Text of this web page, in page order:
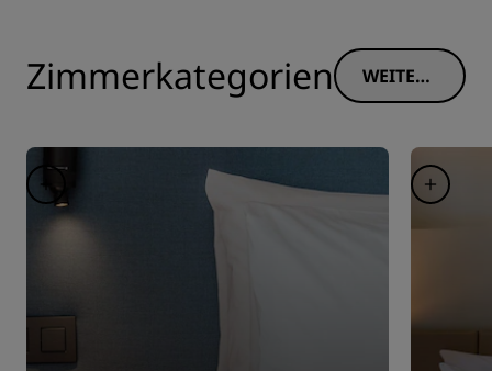
Zimmerkategorien
WEITERE
INFORM